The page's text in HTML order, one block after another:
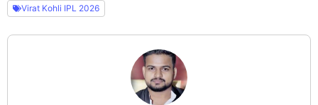
Virat Kohli IPL 2026